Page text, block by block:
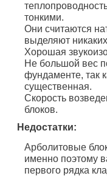
тонкими.
Они считаются
выделяют
Хорошая
Не большой вес
фундаменте, так
существенная.
Скорость
блоков.
Недостатки:
Арболитовые
именно поэтому
первого рядка